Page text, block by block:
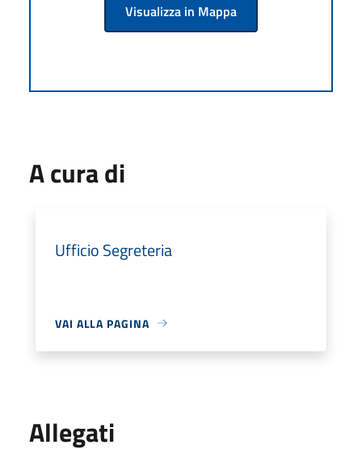
Visualizza in Mappa
A cura di
Ufficio Segreteria
VAI ALLA PAGINA
Allegati